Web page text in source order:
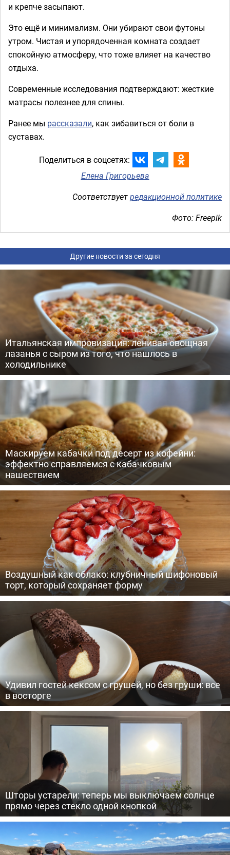
и крепче засыпают.
Это ещё и минимализм. Они убирают свои футоны
утром. Чистая и упорядоченная комната создает
спокойную атмосферу, что тоже влияет на качество
отдыха.
Современные исследования подтверждают: жесткие
матрасы полезнее для спины.
Ранее мы рассказали, как зибавиться от боли в
суставах.
Поделиться в соцсетях:
Елена Григорьева
Соответствуетредакционной политике
Фото: Freepik
Другие новости за сегодня
Итальянская импровизация: ленивая овощная
лазанья с сыром из того, что нашлось в
холодильнике
Маскируем кабачки под десерт из кофейни:
эффектно справляемся с кабачковым
нашествием
Воздушный как облако: клубничный шифоновый
торт, который сохраняет форму
Удивил гостей кексом с грушей, но без груши: все
в восторге
Шторы устарели: теперь мы выключаем солнце
прямо через стекло одной кнопкой